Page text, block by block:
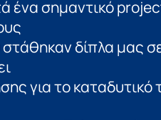
ένα σημαντικό
δίπλα μας
για το καταδυτικό